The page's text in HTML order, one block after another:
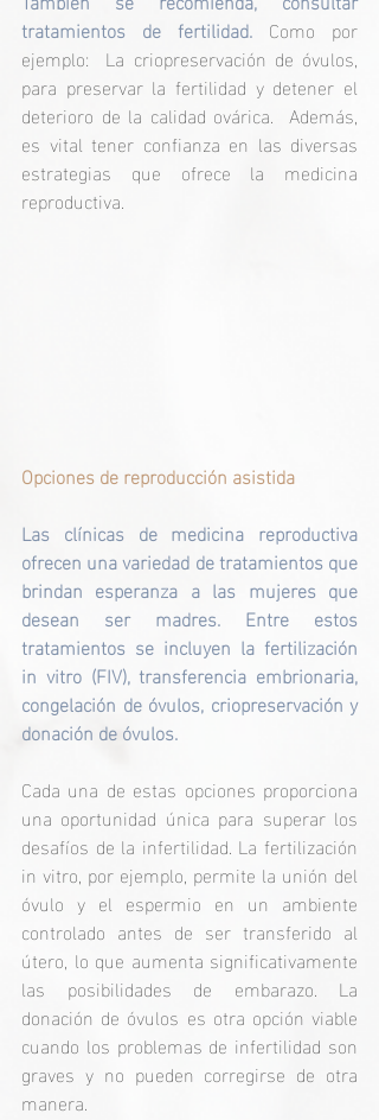
tratamientos de fertilidad. Como por
ejemplo:  La criopreservación de óvulos,
para preservar la fertilidad y detener el
deterioro de la calidad ovárica.  Además,
es vital tener confianza en las diversas
estrategias que ofrece la medicina
reproductiva.
Opciones de reproducción asistida
Las clínicas de medicina reproductiva
ofrecen una variedad de tratamientos que
brindan esperanza a las mujeres que
desean ser madres. Entre estos
tratamientos se incluyen la fertilización
in vitro (FIV), transferencia embrionaria,
congelación de óvulos, criopreservación y
donación de óvulos.
Cada una de estas opciones proporciona
una oportunidad única para superar los
desafíos de la infertilidad. La fertilización
in vitro, por ejemplo, permite la unión del
óvulo y el espermio en un ambiente
controlado antes de ser transferido al
útero, lo que aumenta significativamente
las posibilidades de embarazo. La
donación de óvulos es otra opción viable
cuando los problemas de infertilidad son
graves y no pueden corregirse de otra
manera.